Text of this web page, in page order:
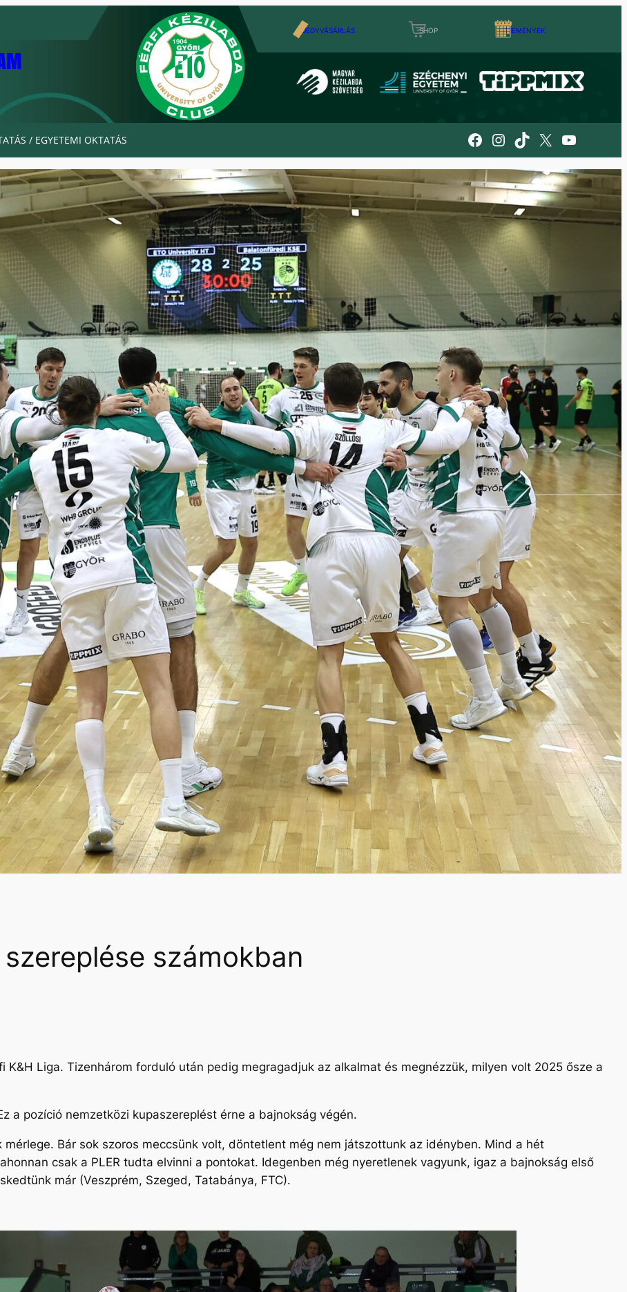
JEGYVÁSÁRLÁS SHOP ESEMÉNYEK
/ EGYETEMI OKTATÁS Facebook
Instagram
TikTok
X YouTube
számokban
Liga. Tizenhárom forduló után pedig megragadjuk az alkalmat és megnézzük, milyen volt 2025 ősze a
a pozíció nemzetközi kupaszereplést érne a bajnokság végén.
Bár sok szoros meccsünk volt, döntetlent még nem játszottunk az idényben. Mind a hét
csak a PLER tudta elvinni a pontokat. Idegenben még nyeretlenek vagyunk, igaz a bajnokság első
már (Veszprém, Szeged, Tatabánya, FTC).